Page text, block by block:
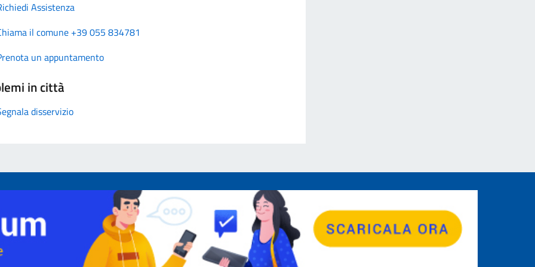
Assistenza
il comune +39 055 834781
un appuntamento
in città
disservizio